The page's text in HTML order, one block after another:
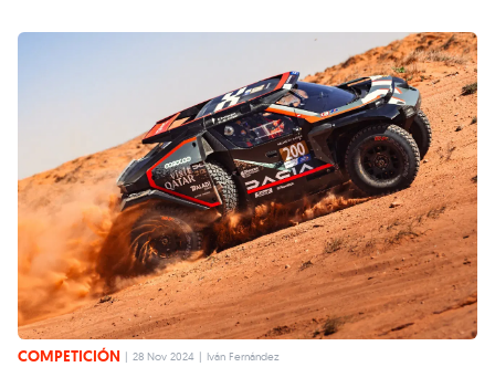
COMPETICIÓN | 28 Nov 2024 | Iván Fernández